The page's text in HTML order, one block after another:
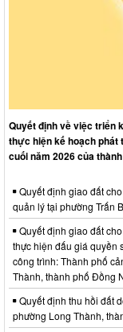
Quyết định về việc triển
thực hiện kế hoạch phát
cuối năm 2026 của
Quyết định giao đất
quản lý tại phường Trấn
Quyết định giao đất
thực hiện đấu giá quyền
công trình: Thành phố
Thành, thành phố Đồng
Quyết định thu hồi đất
phường Long Thành,